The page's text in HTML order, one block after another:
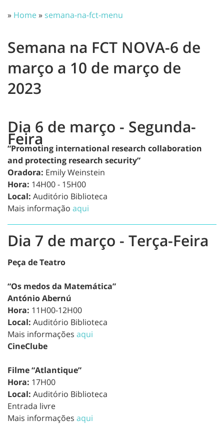
» Home» semana-na-fct-menu
Semana na FCT NOVA-6 de
março a 10 de março de
2023
Dia 6 de março - Segunda-
Feira
“Promoting international research collaboration
and protecting research security”
Oradora: Emily Weinstein
Hora: 14H00 - 15H00
Local: Auditório Biblioteca
Mais informação aqui
Dia 7 de março - Terça-Feira
Peça de Teatro
“Os medos da Matemática”
António Abernú
Hora: 11H00-12H00
Local: Auditório Biblioteca
Mais informações aqui
CineClube
Filme “Atlantique”
Hora: 17H00
Local: Auditório Biblioteca
Entrada livre
Mais informações aqui